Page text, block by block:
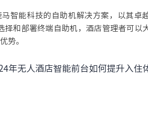
智能科技的自助机解决方案，以其卓
和部署终端自助机，酒店管理者可以
势。
年无人酒店智能前台如何提升入住体验的未来解决方